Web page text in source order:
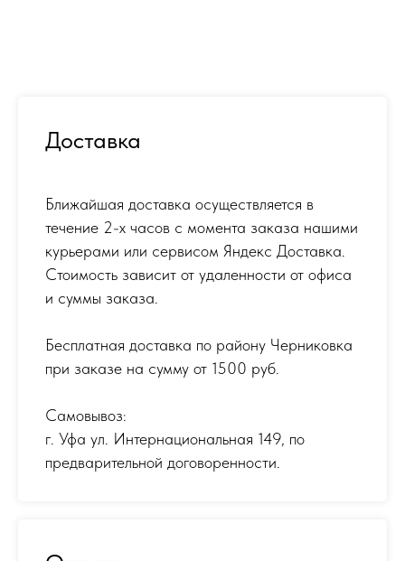
Доставка
Ближайшая доставка осуществляется в
течение 2-х часов с момента заказа нашими
курьерами или сервисом Яндекс Доставка.
Стоимость зависит от удаленности от офиса
и суммы заказа.
Бесплатная доставка по району Черниковка
при заказе на сумму от 1500 руб.
Самовывоз:
г. Уфа ул. Интернациональная 149, по
предварительной договоренности.